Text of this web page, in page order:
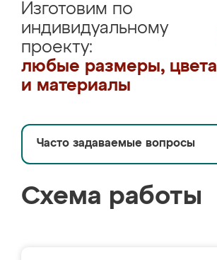
Изготовим по
индивидуальному
проекту:
любые размеры, цвета
и материалы
Часто задаваемые вопросы
Схема работы